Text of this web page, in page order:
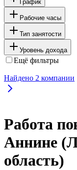
График
Рабочие часы
Тип занятости
Уровень дохода
Ещё фильтры
Найдено 2 компании
Работа
Аннине
область)